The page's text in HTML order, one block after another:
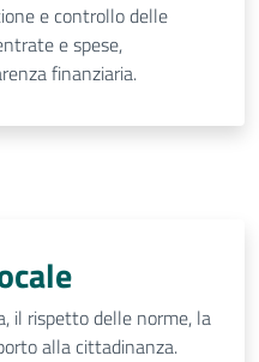
e controllo delle
e spese,
finanziaria.
il rispetto delle norme, la
alla cittadinanza.